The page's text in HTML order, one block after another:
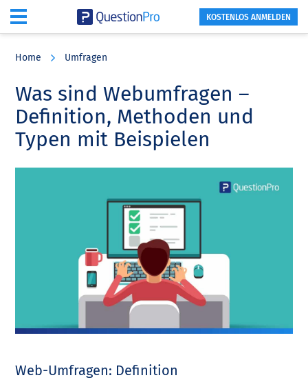
content
sidebar
KOSTENLOS ANMELDEN
Home Umfragen
Was sind Webumfragen –
Definition, Methoden und
Typen mit Beispielen
Web-Umfragen: Definition